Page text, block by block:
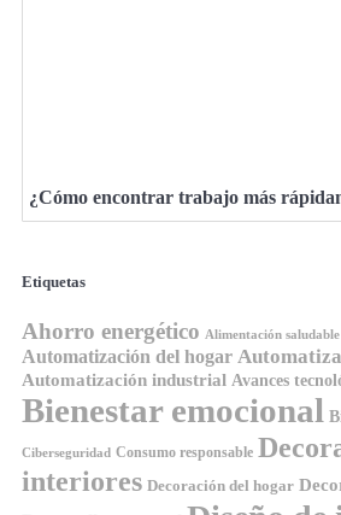
¿Cómo encontrar trabajo más
Etiquetas
Ahorro energético Alimentación saludable
Automatización del hogar
Automatización industrial Avances
Bienestar emocional
Ciberseguridad Consumo responsable
interiores Decoración del hogar